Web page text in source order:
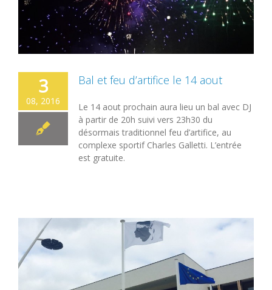
3
08, 2016
Bal et feu d’artifice le 14 aout
Le 14 aout prochain aura lieu un bal avec DJ
à partir de 20h suivi vers 23h30 du
désormais traditionnel feu d’artifice, au
complexe sportif Charles Galletti. L’entrée
est gratuite.